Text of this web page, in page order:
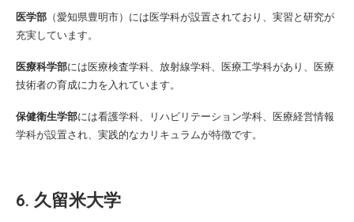
医学部 （愛知県豊明市）には医学科が設置されており、実習と研究が
充実しています。
医療科学部には医療検査学科、放射線学科、医療工学科があり、医療
技術者の育成に力を入れています。
保健衛生学部には看護学科、リハビリテーション学科、医療経営情報
学科が設置され、実践的なカリキュラムが特徴です。
6. 久留米大学